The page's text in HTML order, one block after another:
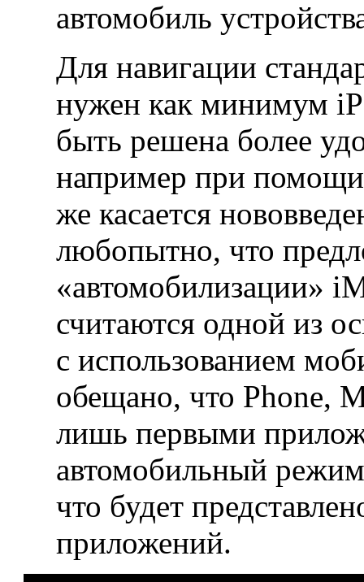
автомобиль
Для навигации
нужен как минимум
быть решена более
например при
же касается
любопытно, что
«автомобилизации»
считаются одной из
с использованием
обещано, что Phone,
лишь первыми
автомобильный
что будет
приложений.